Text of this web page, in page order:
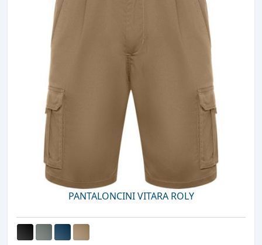
PANTALONCINI VITARA ROLY